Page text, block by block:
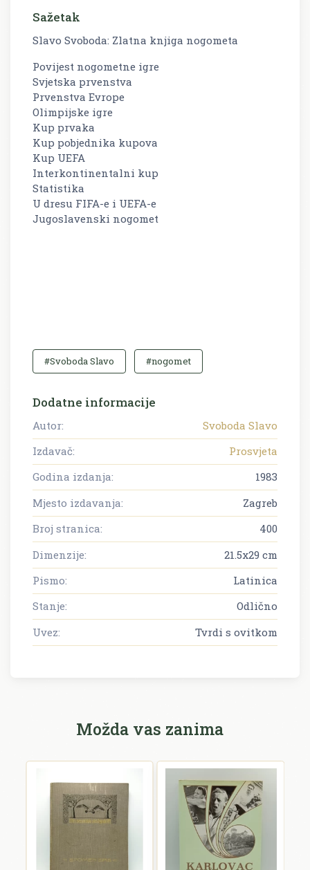
Sažetak
Slavo Svoboda: Zlatna knjiga nogometa
Povijest nogometne igre
Svjetska prvenstva
Prvenstva Evrope
Olimpijske igre
Kup prvaka
Kup pobjednika kupova
Kup UEFA
Interkontinentalni kup
Statistika
U dresu FIFA-e i UEFA-e
Jugoslavenski nogomet
#Svoboda Slavo #nogomet
Dodatne informacije
Autor:
Svoboda Slavo
Izdavač:
Prosvjeta
Godina izdanja:
1983
Mjesto izdavanja:
Zagreb
Broj stranica:
400
Dimenzije:
21.5x29 cm
Pismo:
Latinica
Stanje:
Odlično
Uvez:
Tvrdi s ovitkom
Možda vas zanima